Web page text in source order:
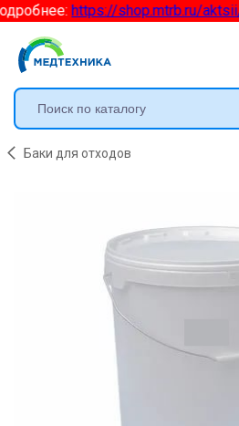
https://shop.mtrb.ru/aktsii/
Баки для отходов